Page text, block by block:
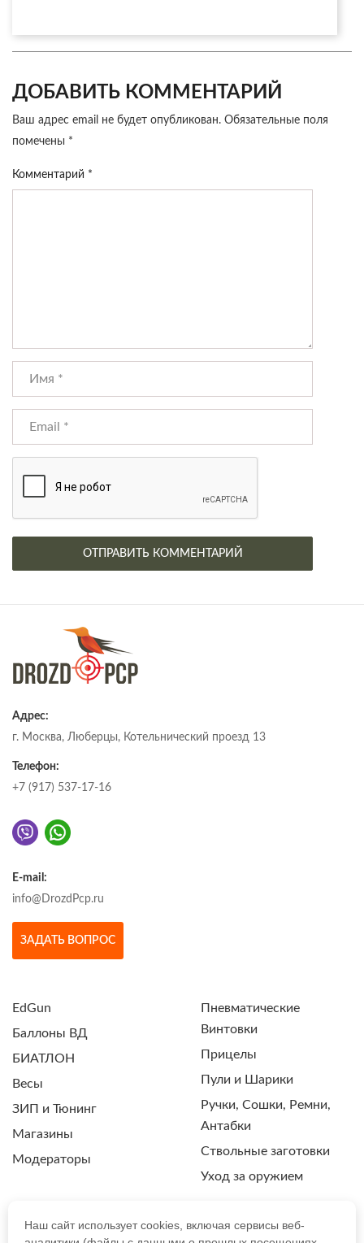
ДОБАВИТЬ КОММЕНТАРИЙ
Ваш адрес email не будет опубликован. Обязательные поля
помечены *
Комментарий *
Адрес:
г. Москва, Люберцы, Котельнический проезд 13
Телефон:
+7 (917) 537-17-16
E-mail:
info@DrozdPcp.ru
ЗАДАТЬ ВОПРОС
EdGun
Баллоны ВД
БИАТЛОН
Весы
ЗИП и Тюнинг
Магазины
Модераторы
Пневматические
Винтовки
Прицелы
Пули и Шарики
Ручки, Сошки, Ремни,
Антабки
Ствольные заготовки
Уход за оружием
Наш сайт использует cookies, включая сервисы веб-